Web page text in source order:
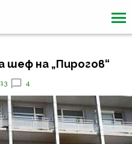
шеф на „Пирогов“
4